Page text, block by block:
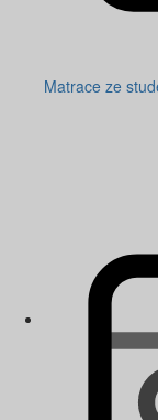
Matrace ze